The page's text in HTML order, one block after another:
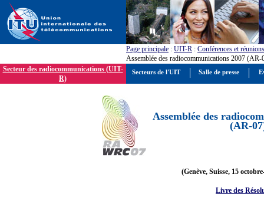
Page principale : UIT-R : Conférences et réunions
Assemblée des radiocommunications 2007 (AR-
Secteur des radiocommunications (UIT-
R)
Assemblée des
(AR-
(Genève, Suisse, 15
Livre des
Secteurs de l'UIT Salle de presse